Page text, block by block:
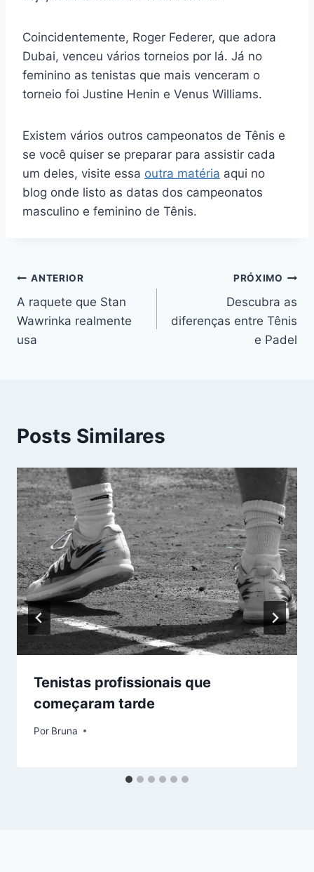
Coincidentemente, Roger Federer, que adora
Dubai, venceu vários torneios por lá. Já no
feminino as tenistas que mais venceram o
torneio foi Justine Henin e Venus Williams.
Existem vários outros campeonatos de Tênis e
se você quiser se preparar para assistir cada
um deles, visite essa outra matéria aqui no
blog onde listo as datas dos campeonatos
masculino e feminino de Tênis.
Navegação
de
Post
ANTERIOR
A raquete que Stan
Wawrinka realmente
usa
PRÓXIMO
Descubra as
diferenças entre Tênis
e Padel
Posts Similares
Tenistas profissionais que
começaram tarde
Por Bruna